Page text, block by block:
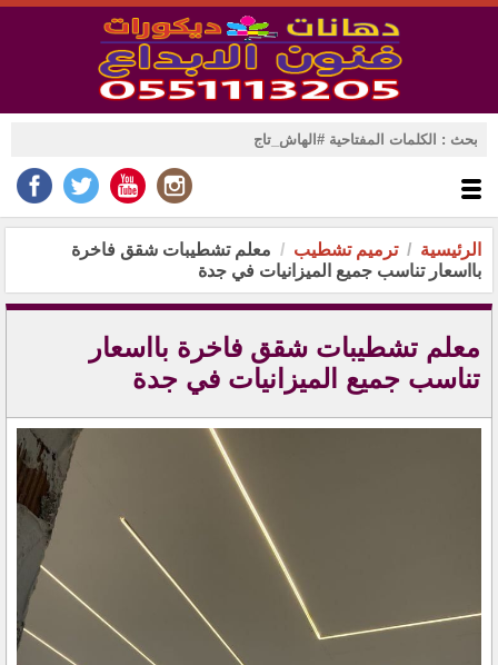
الرئيسية ترميم تشطيب
معلم تشطيبات شقق فاخرة
بااسعار تناسب جميع الميزانيات في جدة
معلم تشطيبات شقق فاخرة بااسعار
تناسب جميع الميزانيات في جدة